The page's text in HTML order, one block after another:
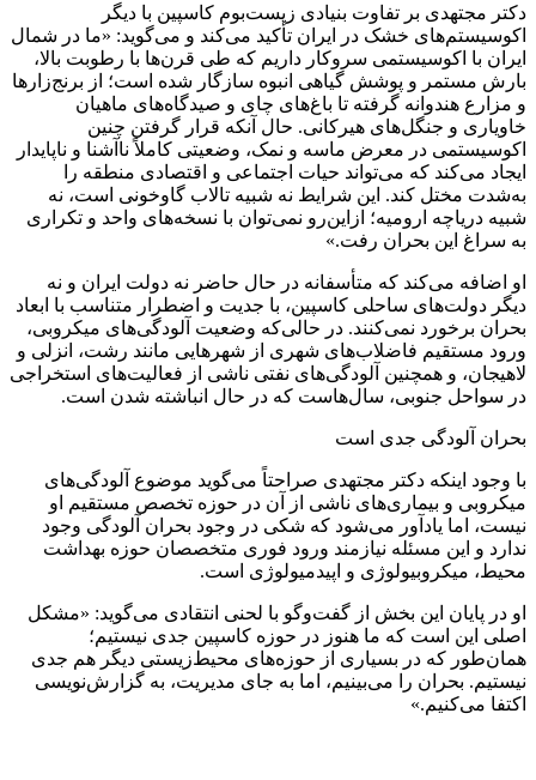
دکتر مجتهدی بر تفاوت بنیادی زیست‌بوم کاسپین با دیگر
اکوسیستم‌های خشک در ایران تأکید می‌کند و می‌گوید: «ما در شمال
ایران با اکوسیستمی سروکار داریم که طی قرن‌ها با رطوبت بالا،
بارش مستمر و پوشش گیاهی انبوه سازگار شده است؛ از برنج‌زارها
و مزارع هندوانه گرفته تا باغ‌های چای و صیدگاه‌های ماهیان
خاویاری و جنگل‌های هیرکانی. حال آنکه قرار گرفتن چنین
اکوسیستمی در معرض ماسه و نمک، وضعیتی کاملاً ناآشنا و ناپایدار
ایجاد می‌کند که می‌تواند حیات اجتماعی و اقتصادی منطقه را
به‌شدت مختل کند. این شرایط نه شبیه تالاب گاوخونی است، نه
شبیه دریاچه ارومیه؛ ازاین‌رو نمی‌توان با نسخه‌های واحد و تکراری
به سراغ این بحران رفت.»
او اضافه می‌کند که متأسفانه در حال حاضر نه دولت ایران و نه
دیگر دولت‌های ساحلی کاسپین، با جدیت و اضطرار متناسب با ابعاد
بحران برخورد نمی‌کنند. در حالی‌که وضعیت آلودگی‌های میکروبی،
ورود مستقیم فاضلاب‌های شهری از شهرهایی مانند رشت، انزلی و
لاهیجان، و همچنین آلودگی‌های نفتی ناشی از فعالیت‌های استخراجی
در سواحل جنوبی، سال‌هاست که در حال انباشته شدن است.
بحران آلودگی جدی است
با وجود اینکه دکتر مجتهدی صراحتاً می‌گوید موضوع آلودگی‌های
میکروبی و بیماری‌های ناشی از آن در حوزه تخصص مستقیم او
نیست، اما یادآور می‌شود که شکی در وجود بحران آلودگی وجود
ندارد و این مسئله نیازمند ورود فوری متخصصان حوزه بهداشت
محیط، میکروبیولوژی و اپیدمیولوژی است.
او در پایان این بخش از گفت‌وگو با لحنی انتقادی می‌گوید: «مشکل
اصلی این است که ما هنوز در حوزه کاسپین جدی نیستیم؛
همان‌طور که در بسیاری از حوزه‌های محیط‌زیستی دیگر هم جدی
نیستیم. بحران را می‌بینیم، اما به جای مدیریت، به گزارش‌نویسی
اکتفا می‌کنیم.»